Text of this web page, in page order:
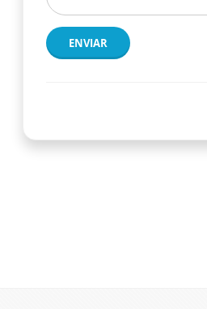
ENVIAR